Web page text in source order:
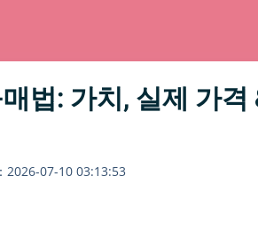
법: 가치, 실제 가
2026-07-10 03:13:53